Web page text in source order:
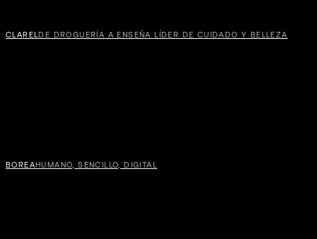
CLARELDE DROGUERÍA A ENSEÑA LÍDER DE CUIDADO Y BELLEZA
BOREAHUMANO, SENCILLO, DIGITAL